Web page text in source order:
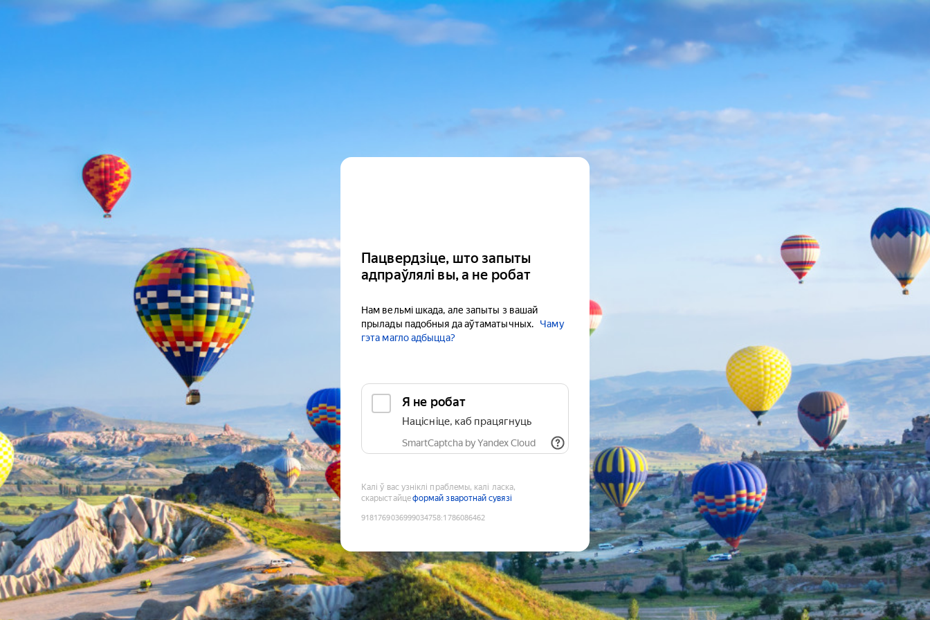
Пацвердзіце, што запыты
адпраўлялі вы, а не робат
Нам вельмі шкада, але запыты з вашай
прылады падобныя да аўтаматычных.
Чаму
гэта магло адбыцца?
Я не робат
Націсніце, каб працягнуць
SmartCaptcha by Yandex Cloud
Калі ў вас узніклі праблемы, калі ласка,
скарыстайцеформай зваротнай сувязі
9181769036999034758:1786086462